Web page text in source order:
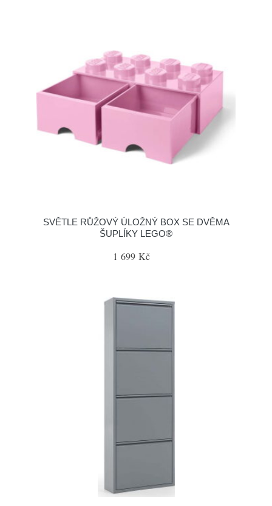
SVĚTLE RŮŽOVÝ ÚLOŽNÝ BOX SE DVĚMA
ŠUPLÍKY LEGO®
1 699 Kč